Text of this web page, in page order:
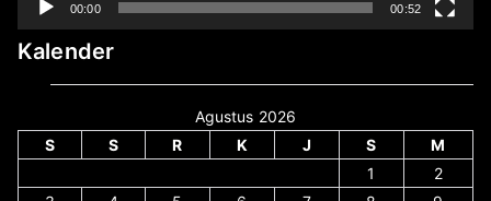
00:00 00:52
Kalender
Agustus 2026
S
S R K J S
M
1
2